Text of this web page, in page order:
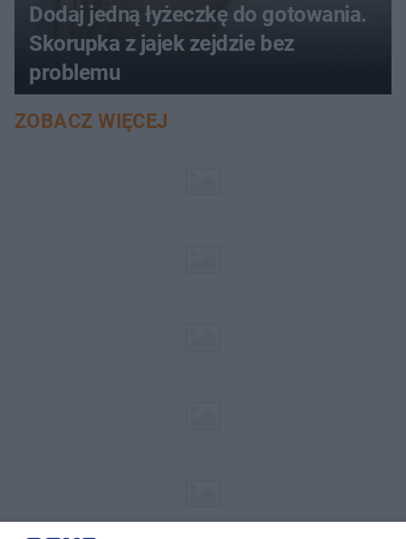
Dodaj jedną łyżeczkę do gotowania.
Skorupka z jajek zejdzie bez
problemu
ZOBACZ WIĘCEJ